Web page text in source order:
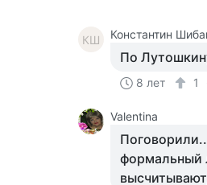
КШ Константин
По
8 лет 1
Valentina
формальный